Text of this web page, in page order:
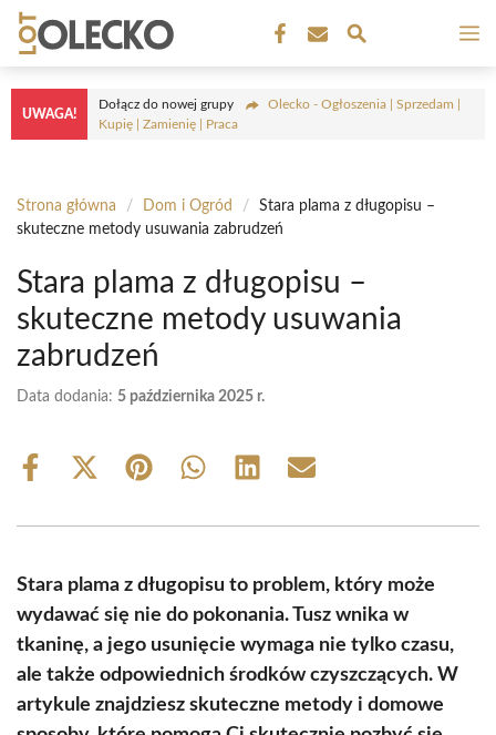
Przejdź
treści
UWAGA!
Dołącz do nowej grupy
Olecko - Ogłoszenia | Sprzedam |
Kupię | Zamienię | Praca
Strona główna / Dom i Ogród /
Stara plama z długopisu –
skuteczne metody usuwania zabrudzeń
Stara plama z długopisu –
skuteczne metody usuwania
zabrudzeń
Data dodania: 5 października 2025 r.
Share
Share
(Twitter)
Share Share Share Share
Stara plama z długopisu to problem, który może
wydawać się nie do pokonania. Tusz wnika w
tkaninę, a jego usunięcie wymaga nie tylko czasu,
ale także odpowiednich środków czyszczących. W
artykule znajdziesz skuteczne metody i domowe